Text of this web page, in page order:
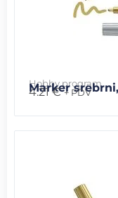
Hobby program
Marker
4.21€ + PDV